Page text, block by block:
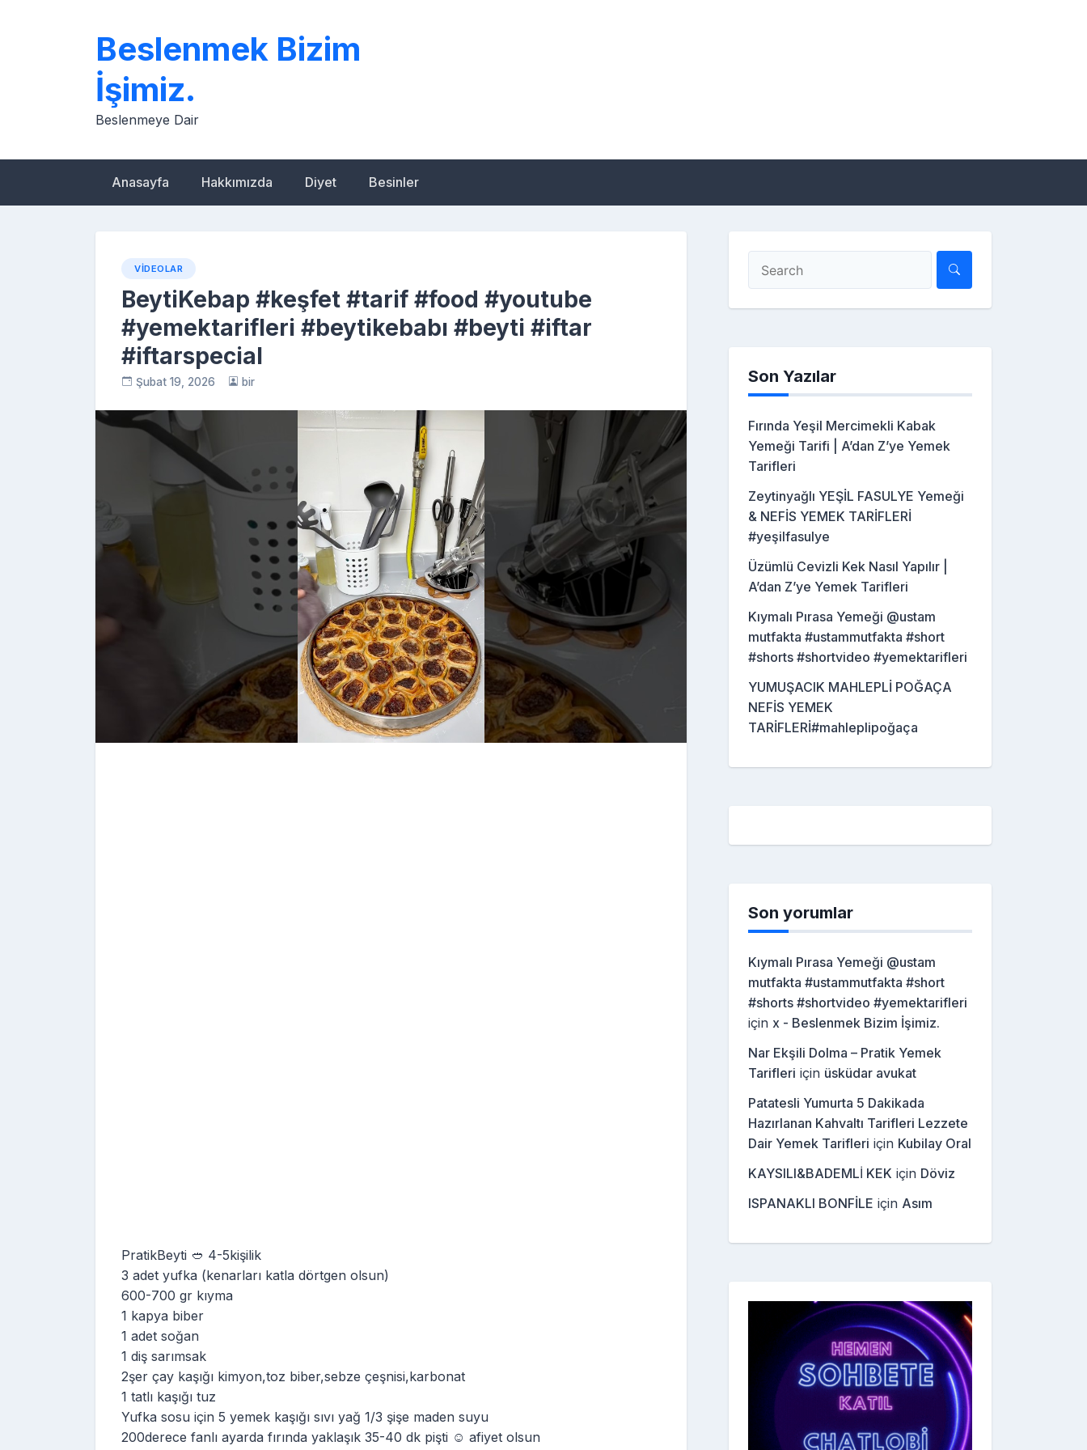
Beslenmek Bizim
İşimiz.
Beslenmeye Dair
Anasayfa Hakkımızda Diyet Besinler
VIDEOLAR
BeytiKebap #keşfet #tarif #food #youtube
#yemektarifleri #beytikebabı #beyti #iftar
#iftarspecial
Şubat 19, 2026 bir
PratikBeyti 🥙 4-5kişilik
3 adet yufka (kenarları katla dörtgen olsun)
600-700 gr kıyma
1 kapya biber
1 adet soğan
1 diş sarımsak
2şer çay kaşığı kimyon,toz biber,sebze çeşnisi,karbonat
1 tatlı kaşığı tuz
Yufka sosu için 5 yemek kaşığı sıvı yağ 1/3 şişe maden suyu
200derece fanlı ayarda fırında yaklaşık 35-40 dk pişti ☺️ afiyet olsun
Son Yazılar
Fırında Yeşil Mercimekli Kabak
Yemeği Tarifi | A’dan Z’ye Yemek
Tarifleri
Zeytinyağlı YEŞİL FASULYE Yemeği
& NEFİS YEMEK TARİFLERİ
#yeşilfasulye
Üzümlü Cevizli Kek Nasıl Yapılır |
A’dan Z’ye Yemek Tarifleri
Kıymalı Pırasa Yemeği @ustam
mutfakta #ustammutfakta #short
#shorts #shortvideo #yemektarifleri
YUMUŞACIK MAHLEPLİ POĞAÇA
NEFİS YEMEK
TARİFLERİ#mahleplipoğaça
Son yorumlar
Kıymalı Pırasa Yemeği @ustam
mutfakta #ustammutfakta #short
#shorts #shortvideo #yemektarifleri
için x - Beslenmek Bizim İşimiz.
Nar Ekşili Dolma – Pratik Yemek
Tarifleri için üsküdar avukat
Patatesli Yumurta 5 Dakikada
Hazırlanan Kahvaltı Tarifleri Lezzete
Dair Yemek Tarifleri için Kubilay Oral
KAYSILI&BADEMLİ KEK için Döviz
ISPANAKLI BONFİLE için Asım